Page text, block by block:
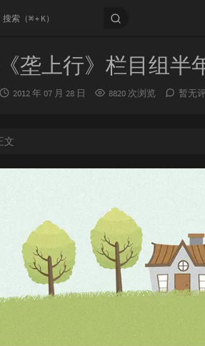
垄上行》栏目组半
发
2012 年 07 月 28 日 8820 次浏览 暂无
文